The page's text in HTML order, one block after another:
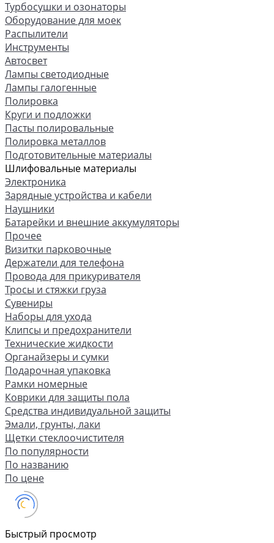
Турбосушки и озонаторы
Оборудование для моек
Распылители
Инструменты
Автосвет
Лампы светодиодные
Лампы галогенные
Полировка
Круги и подложки
Пасты полировальные
Полировка металлов
Подготовительные материалы
Шлифовальные материалы
Электроника
Зарядные устройства и кабели
Наушники
Батарейки и внешние аккумуляторы
Прочее
Визитки парковочные
Держатели для телефона
Провода для прикуривателя
Тросы и стяжки груза
Сувениры
Наборы для ухода
Клипсы и предохранители
Технические жидкости
Органайзеры и сумки
Подарочная упаковка
Рамки номерные
Коврики для защиты пола
Средства индивидуальной защиты
Эмали, грунты, лаки
Щетки стеклоочистителя
По популярности
По названию
По цене
Быстрый просмотр